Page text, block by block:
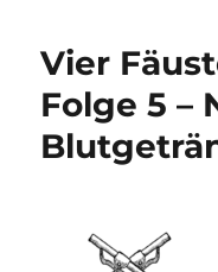
Vier
Folge 5 –